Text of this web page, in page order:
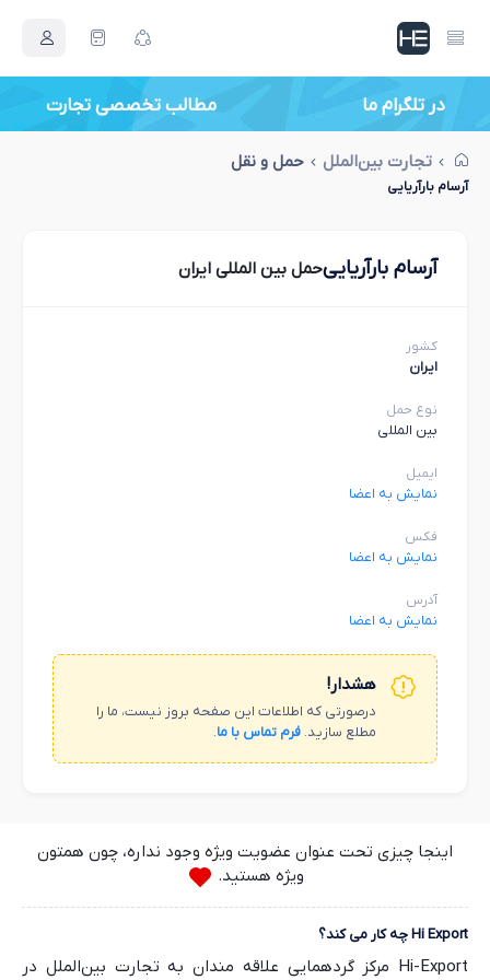
در تلگرام ما مطالب تخصصی تجارت
تجارت بین‌الملل حمل و نقل
آرسام بارآریایی
آرسام بارآریاییحمل بین المللی ایران
کشور
ایران
نوع حمل
بین المللی
ایمیل
نمایش به اعضا
فکس
نمایش به اعضا
آدرس
نمایش به اعضا
هشدار!
درصورتی که اطلاعات این صفحه بروز نیست، ما را
مطلع سازید. فرم تماس با ما.
اینجا چیزی تحت عنوان عضویت ویژه وجود نداره، چون همتون
ویژه هستید.
Hi Export چه کار می کند؟
Hi-Export مرکز گردهمایی علاقه مندان به تجارت بین‌الملل در